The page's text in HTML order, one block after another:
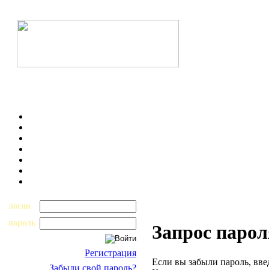
логин
пароль
Регистрация
Забыли свой пароль?
Запрос
Если вы забыли пароль,